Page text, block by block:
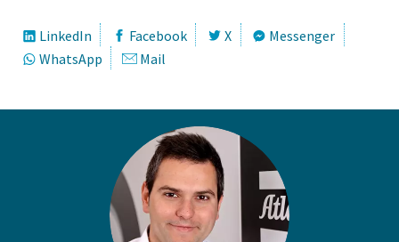
LinkedIn Facebook X
Messenger
WhatsApp
Mail